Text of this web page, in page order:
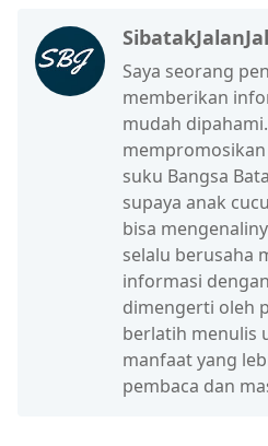
Saya seorang
memberikan
mudah
suku Bangsa
supaya anak
bisa
selalu berusaha
informasi
dimengerti oleh
berlatih menulis
manfaat yang
pembaca dan